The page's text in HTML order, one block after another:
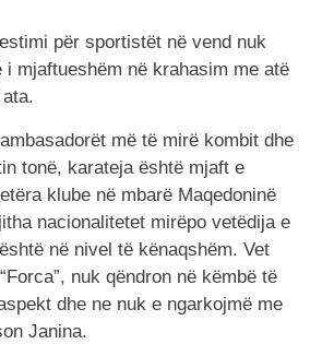
për sportistët në vend nuk
i mjaftueshëm në krahasim me atë
më të mirë kombit dhe
tonë, karateja është mjaft e
klube në mbarë Maqedoninë
nacionalitetet mirëpo vetëdija e
në nivel të kënaqshëm. Vet
nuk qëndron në këmbë të
dhe ne nuk e ngarkojmë me
Janina.